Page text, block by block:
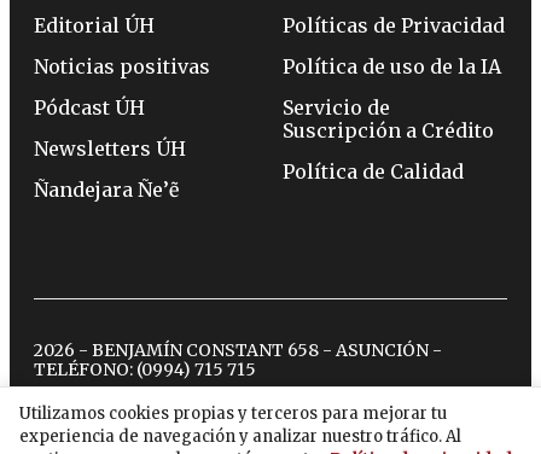
Utilizamos cookies propias y terceros para mejorar tu
experiencia de navegación y analizar nuestro tráfico. Al
Editorial ÚH
Noticias positivas
Pódcast ÚH
Newsletters ÚH
Ñandejara Ñe’ẽ
Políticas de Privacidad
Política de uso de la IA
Servicio de
Suscripción a Crédito
Política de Calidad
2026 - BENJAMÍN CONSTANT 658 - ASUNCIÓN -
TELÉFONO: (0994) 715 715